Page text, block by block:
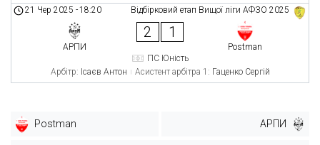
Відбірковий етап Вищої ліги АФЗО 2025
21 Чер 2025 -18:20
АРПИ
2 1
Postman
ПС Юність
Арбітр: Ісаєв Антон Асистент арбітра 1: Гаценко Сергій
Postman АРПИ